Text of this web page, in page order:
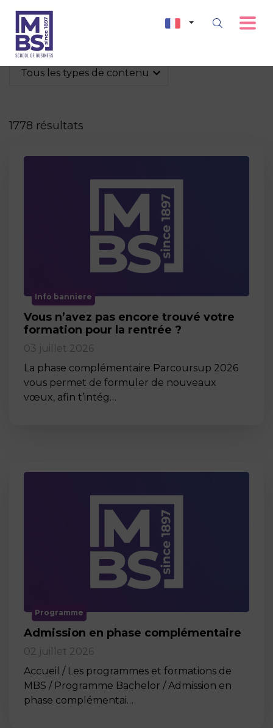
Tous les types de contenu
1778 résultats
Info banniere
Vous n’avez pas encore trouvé votre
formation pour la rentrée ?
03 juillet 2026
La phase complémentaire Parcoursup 2026
vous permet de formuler de nouveaux
vœux, afin t’intég…
Programme
Admission en phase complémentaire
02 juillet 2026
Accueil / Les programmes et formations de
MBS / Programme Bachelor / Admission en
phase complémentai…